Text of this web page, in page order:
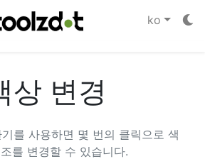
ko
상 변경
를 사용하면 몇 번의 클릭으로 색
를 변경할 수 있습니다.